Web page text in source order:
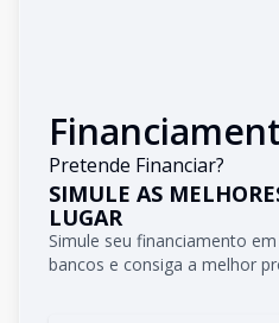
Pretende Financiar?
SIMULE AS
LUGAR
Simule seu financiamento
bancos e consiga a melhor